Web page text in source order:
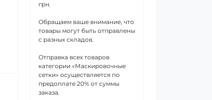
грн.
Обращаем ваше внимание, что
товары могут быть отправлены
с разных складов.
Отправка всех товаров
категории «Маскировочные
сетки» осуществляется по
предоплате 20% от суммы
заказа.